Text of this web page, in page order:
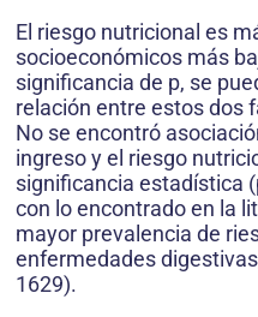
El riesgo nutricional es
socioeconómicos más
significancia de p, se
relación entre estos dos
No se encontró
ingreso y el riesgo
significancia estadística
con lo encontrado en la
mayor prevalencia de
enfermedades
1629).